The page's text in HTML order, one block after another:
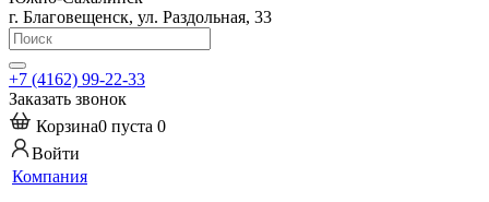
г. Благовещенск, ул. Раздольная, 33
+7 (4162) 99-22-33
Заказать звонок
Корзина0 пуста 0
Войти
Компания